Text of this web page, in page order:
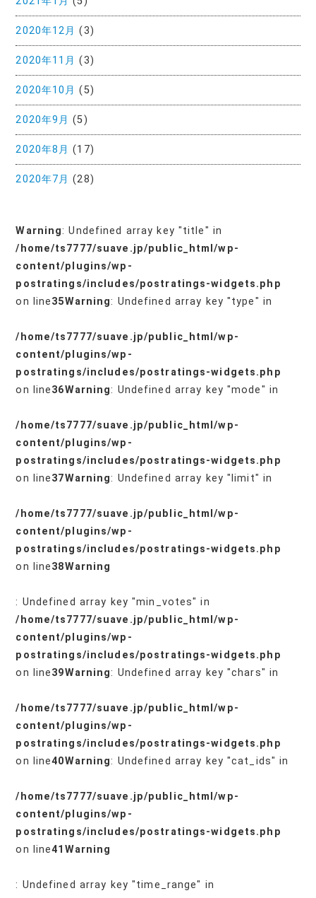
2020年12月 (3)
2020年11月 (3)
2020年10月 (5)
2020年9月 (5)
2020年8月 (17)
2020年7月 (28)
Warning: Undefined array key "title" in
/home/ts7777/suave.jp/public_html/wp-
content/plugins/wp-
postratings/includes/postratings-widgets.php
on line35Warning: Undefined array key "type" in
/home/ts7777/suave.jp/public_html/wp-
content/plugins/wp-
postratings/includes/postratings-widgets.php
on line36Warning: Undefined array key "mode" in
/home/ts7777/suave.jp/public_html/wp-
content/plugins/wp-
postratings/includes/postratings-widgets.php
on line37Warning: Undefined array key "limit" in
/home/ts7777/suave.jp/public_html/wp-
content/plugins/wp-
postratings/includes/postratings-widgets.php
on line38Warning
: Undefined array key "min_votes" in
/home/ts7777/suave.jp/public_html/wp-
content/plugins/wp-
postratings/includes/postratings-widgets.php
on line39Warning: Undefined array key "chars" in
/home/ts7777/suave.jp/public_html/wp-
content/plugins/wp-
postratings/includes/postratings-widgets.php
on line40Warning: Undefined array key "cat_ids" in
/home/ts7777/suave.jp/public_html/wp-
content/plugins/wp-
postratings/includes/postratings-widgets.php
on line41 Warning
: Undefined array key "time_range" in